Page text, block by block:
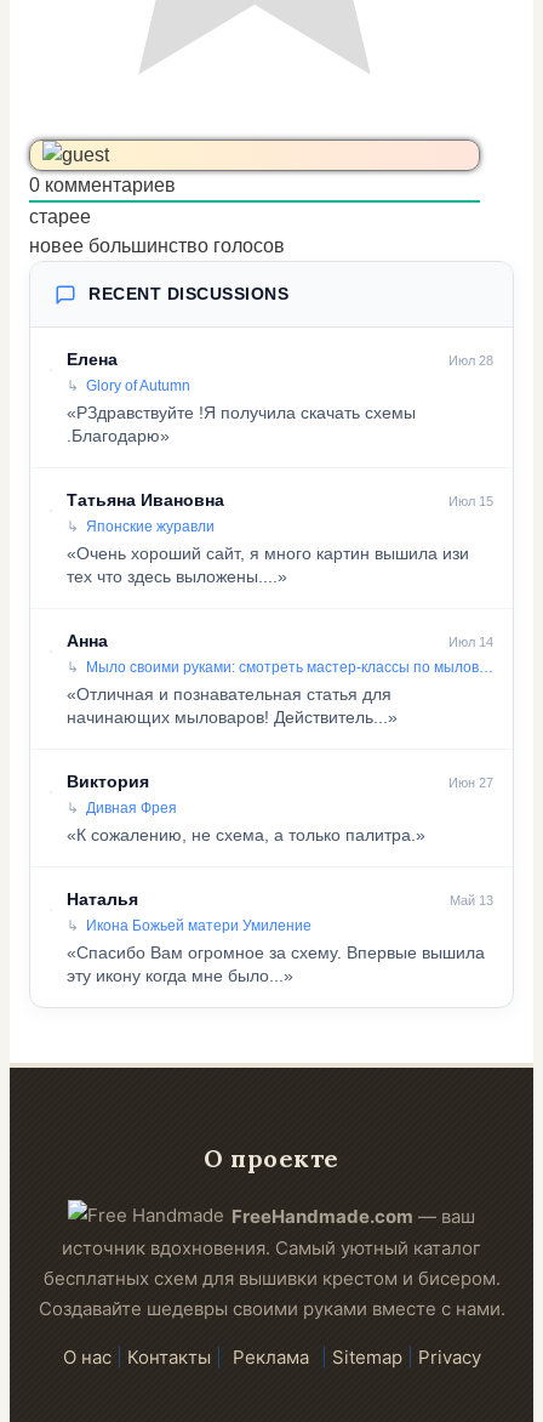
0 комментариев
старее
новее большинство голосов
RECENT DISCUSSIONS
Елена Июл 28
Glory of Autumn
«PЗдравствуйте !Я получила скачать схемы
.Благодарю»
Татьяна Ивановна Июл 15
Японские журавли
«Очень хороший сайт, я много картин вышила изи
тех что здесь выложены....»
Анна Июл 14
Мыло своими руками: смотреть мастер-классы по мыловарению
«Отличная и познавательная статья для
начинающих мыловаров! Действитель...»
Виктория Июн 27
Дивная Фрея
«К сожалению, не схема, а только палитра.»
Наталья Май 13
Икона Божьей матери Умиление
«Спасибо Вам огромное за схему. Впервые вышила
эту икону когда мне было...»
О проекте
FreeHandmade.com — ваш
источник вдохновения. Самый уютный каталог
бесплатных схем для вышивки крестом и бисером.
Создавайте шедевры своими руками вместе с нами.
О нас Контакты Реклама Sitemap Privacy